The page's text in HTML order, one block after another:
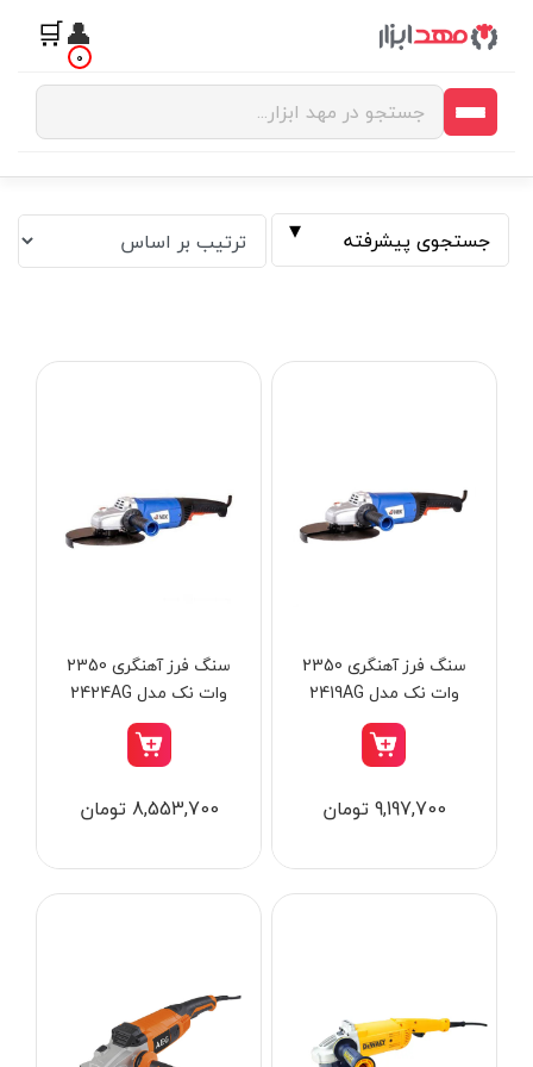
👤
🛒 0
جستجوی پیشرفته
ابزار جوش و برش
ابزار اندازه گیری دقیق و لیزری
ابزار بادی
سنگ فرز آهنگری 2350
وات نک مدل 2419AG
9,197,700 تومان
سنگ فرز آهنگری 2350
وات نک مدل 2424AG
8,553,700 تومان